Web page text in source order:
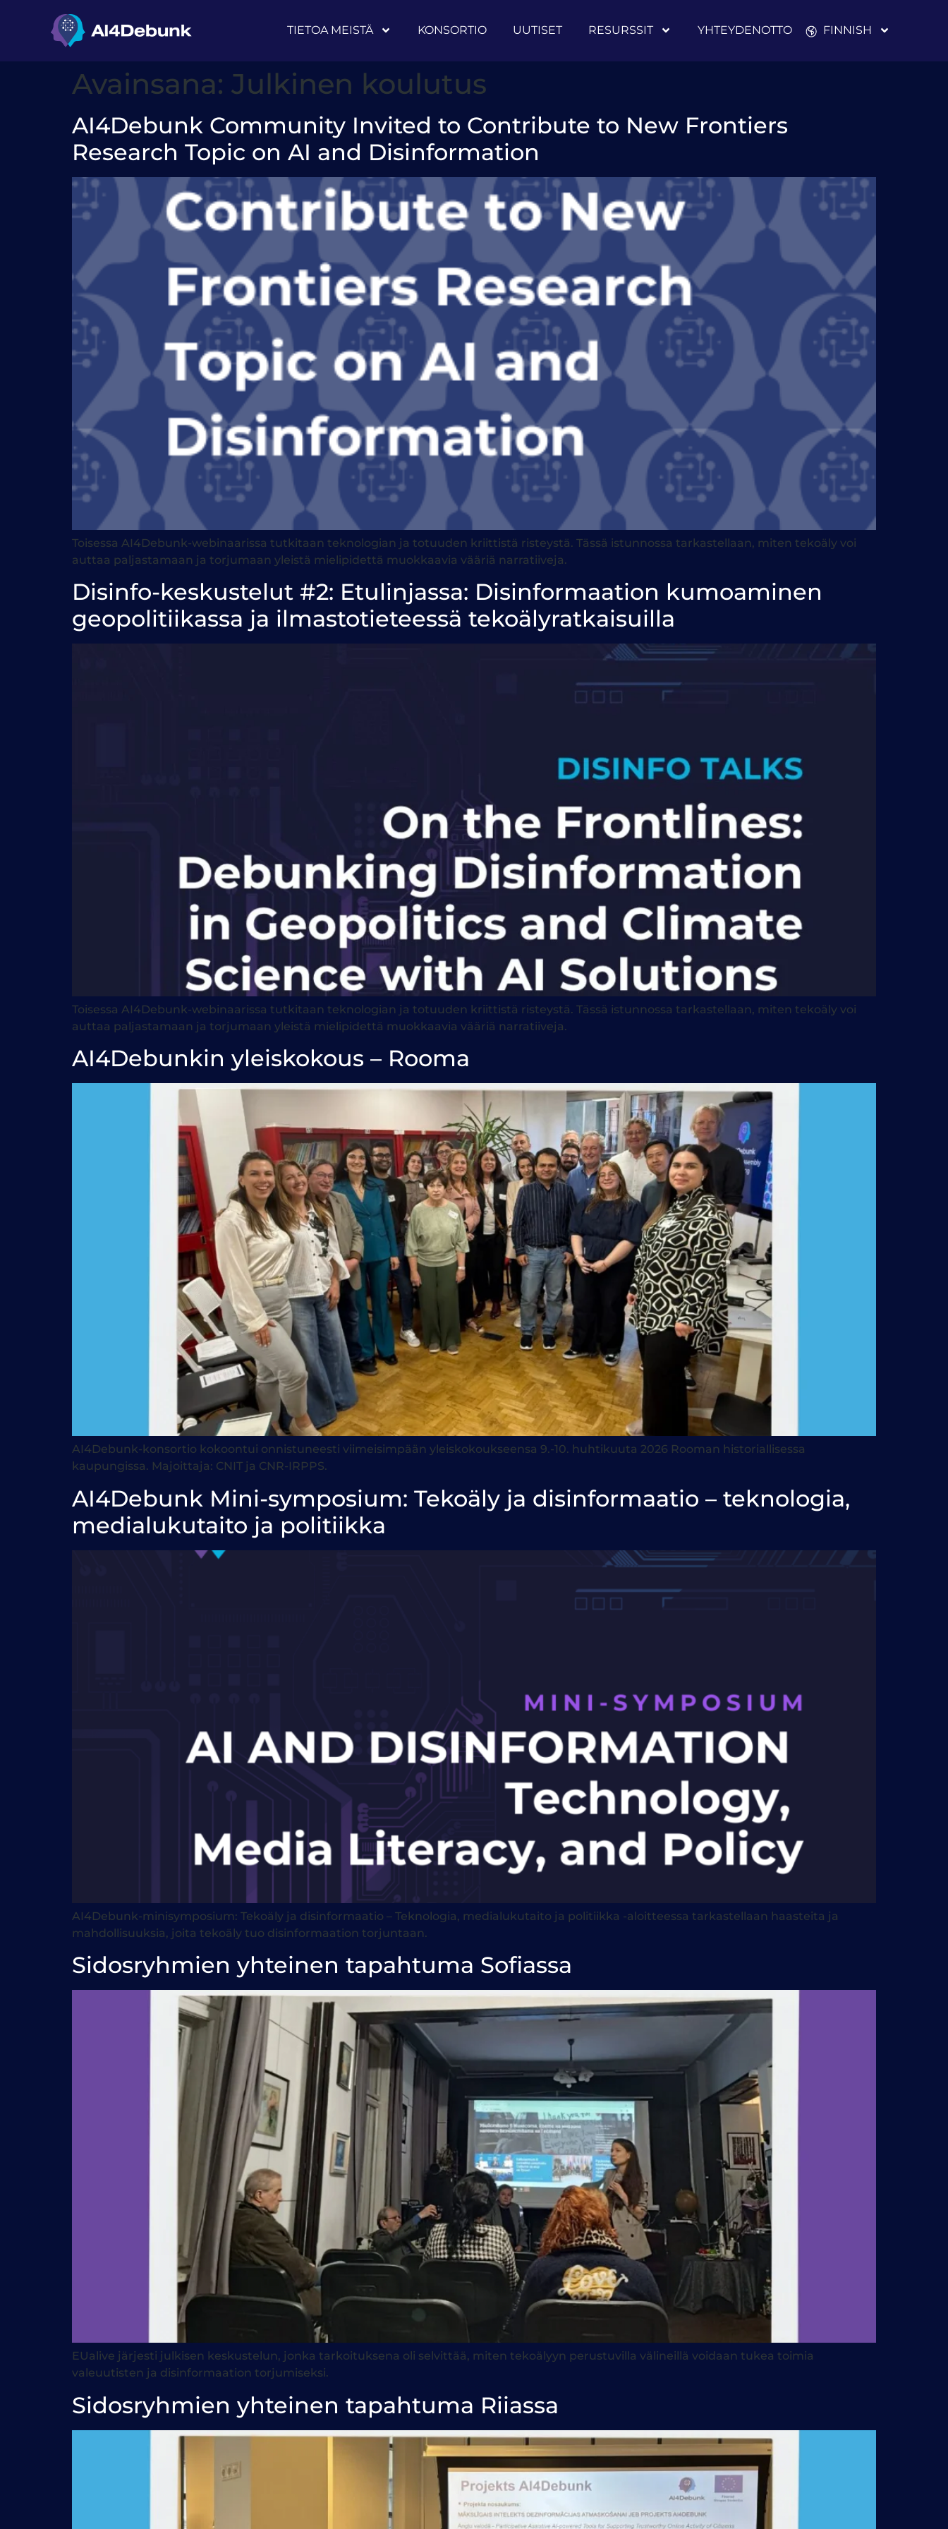
TIETOA MEISTÄ
KONSORTIO UUTISET RESURSSIT YHTEYDENOTTO FINNISH
Avainsana: Julkinen koulutus
AI4Debunk Community Invited to Contribute to New Frontiers
Research Topic on AI and Disinformation
Toisessa AI4Debunk-webinaarissa tutkitaan teknologian ja totuuden kriittistä risteystä. Tässä istunnossa tarkastellaan, miten tekoäly voi
auttaa paljastamaan ja torjumaan yleistä mielipidettä muokkaavia vääriä narratiiveja.
Disinfo-keskustelut #2: Etulinjassa: Disinformaation kumoaminen
geopolitiikassa ja ilmastotieteessä tekoälyratkaisuilla
Toisessa AI4Debunk-webinaarissa tutkitaan teknologian ja totuuden kriittistä risteystä. Tässä istunnossa tarkastellaan, miten tekoäly voi
auttaa paljastamaan ja torjumaan yleistä mielipidettä muokkaavia vääriä narratiiveja.
AI4Debunkin yleiskokous – Rooma
AI4Debunk-konsortio kokoontui onnistuneesti viimeisimpään yleiskokoukseensa 9.-10. huhtikuuta 2026 Rooman historiallisessa
kaupungissa. Majoittaja: CNIT ja CNR-IRPPS.
AI4Debunk Mini-symposium: Tekoäly ja disinformaatio – teknologia,
medialukutaito ja politiikka
AI4Debunk-minisymposium: Tekoäly ja disinformaatio – Teknologia, medialukutaito ja politiikka -aloitteessa tarkastellaan haasteita ja
mahdollisuuksia, joita tekoäly tuo disinformaation torjuntaan.
Sidosryhmien yhteinen tapahtuma Sofiassa
EUalive järjesti julkisen keskustelun, jonka tarkoituksena oli selvittää, miten tekoälyyn perustuvilla välineillä voidaan tukea toimia
valeuutisten ja disinformaation torjumiseksi.
Sidosryhmien yhteinen tapahtuma Riiassa